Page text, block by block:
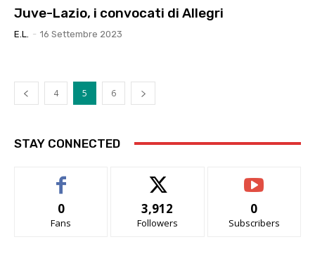
Juve-Lazio, i convocati di Allegri
E.l. - 16 Settembre 2023
4 5 6
STAY CONNECTED
0
Fans
3,912
Followers
0
Subscribers